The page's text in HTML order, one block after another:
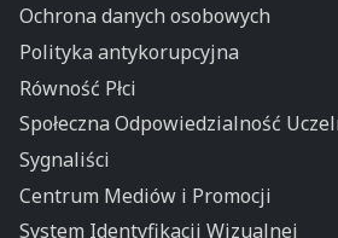
Ochrona danych osobowych
Polityka antykorupcyjna
Równość Płci
Społeczna Odpowiedzialność
Sygnaliści
Centrum Mediów i Promocji
System Identyfikacji Wizualnej